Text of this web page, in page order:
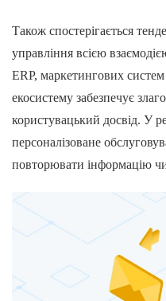
Також спостерігається
управління всією
ERP, маркетингових
екосистему забезпечує
користувацький досвід. У
персоналізоване
повторювати інформацію